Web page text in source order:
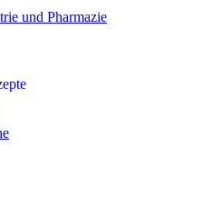
und Pharmazie